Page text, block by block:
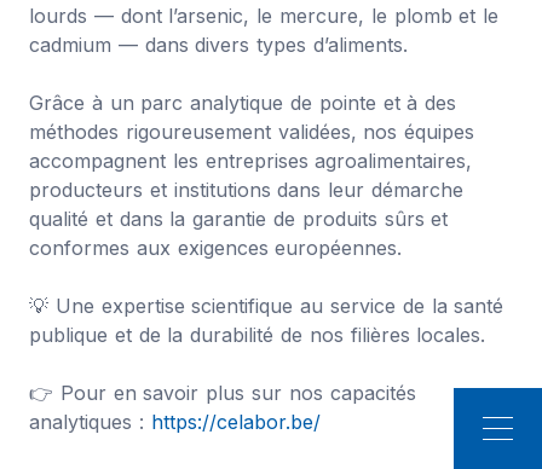
lourds — dont l’arsenic, le mercure, le plomb et le
cadmium — dans divers types d’aliments.
Grâce à un parc analytique de pointe et à des
méthodes rigoureusement validées, nos équipes
accompagnent les entreprises agroalimentaires,
producteurs et institutions dans leur démarche
qualité et dans la garantie de produits sûrs et
conformes aux exigences européennes.
💡 Une expertise scientifique au service de la santé
publique et de la durabilité de nos filières locales.
👉 Pour en savoir plus sur nos capacités
analytiques : https://celabor.be/